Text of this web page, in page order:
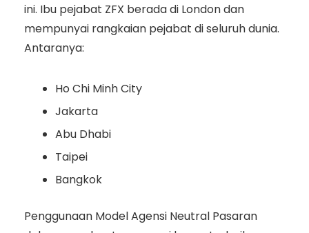
ini. Ibu pejabat ZFX berada di London dan
mempunyai rangkaian pejabat di seluruh dunia.
Antaranya:
Ho Chi Minh City
Jakarta
Abu Dhabi
Taipei
Bangkok
Penggunaan Model Agensi Neutral Pasaran